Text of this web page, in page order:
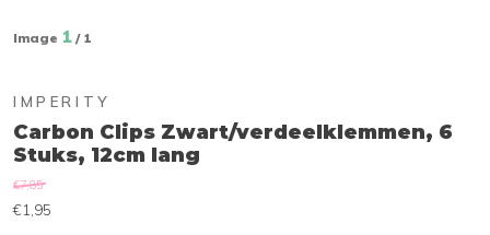
Image 1 / 1
IMPERITY
Carbon Clips Zwart/verdeelklemmen, 6
Stuks, 12cm lang
€7,85
€1,95